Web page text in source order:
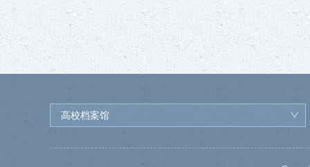
高校档案馆